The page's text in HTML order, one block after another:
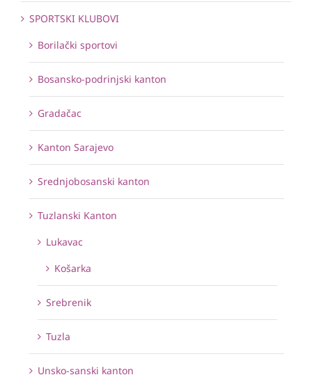
SPORTSKI KLUBOVI
Borilački sportovi
Bosansko-podrinjski kanton
Gradačac
Kanton Sarajevo
Srednjobosanski kanton
Tuzlanski Kanton
Lukavac
Košarka
Srebrenik
Tuzla
Unsko-sanski kanton